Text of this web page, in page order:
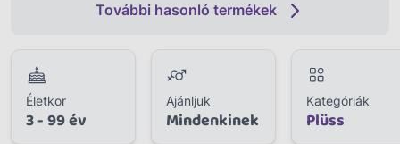
További hasonló termékek
Életkor
3 - 99 év
Ajánljuk
Mindenkinek
Kategóriák
Plüss